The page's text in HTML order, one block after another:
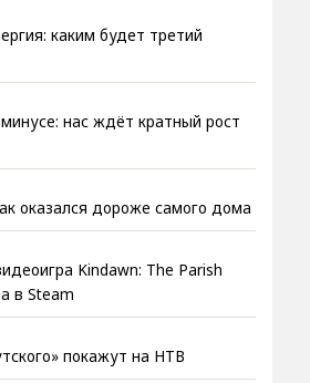
каким будет третий
минусе: нас ждёт кратный рост
оказался дороже самого дома
Kindawn: The Parish
в Steam
покажут на НТВ